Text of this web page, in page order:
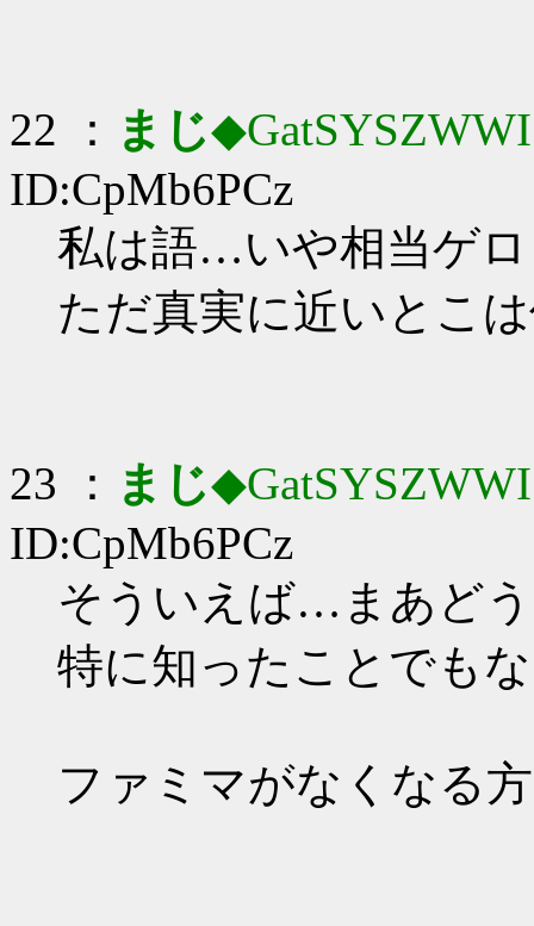
22 ： まじ◆GatSYSZWWI
ID:CpMb6PCz
私は語…いや相当ゲ
ただ真実に近いとこ
23 ： まじ◆GatSYSZWWI
ID:CpMb6PCz
そういえば…まあど
特に知ったことでも
ファミマがなくなる